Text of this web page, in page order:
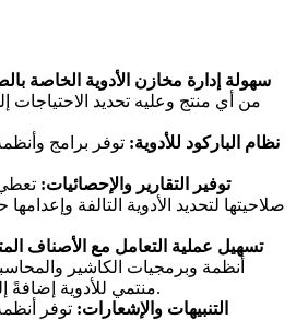
سهولة إدارة مخازن الأدوية الخاصة
من أي منتج وعليه تحديد
نظام الباركود للأدوية: توفر برامج
توفير التقارير والإحصائيات:
صلاحيتها لتحديد الأدوية التالفة
تسهيل عملية التعامل مع الأصناف
أنظمة وبرمجيات الكاشير
منتمي للأدوية إضافةً إلى تقسيم الأدوية ومستحضرات التجميل وتصنيفها إلى أدوية خاصة لعلاج السعال مثلا وأخرى لتقوية المناعة ومستحضر خاص بتفتيح البشرة وآخر خاص بحمايتها إلخ.
التنبيهات والإشعارات: توفر